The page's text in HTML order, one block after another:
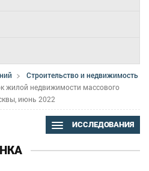
Строительство и недвижимость
жилой недвижимости массового
июнь 2022
ИССЛЕДОВАНИЯ